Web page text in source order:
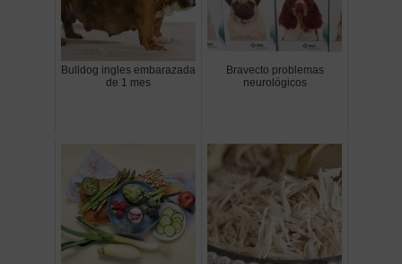
Bulldog ingles embarazada
de 1 mes
Bravecto problemas
neurológicos